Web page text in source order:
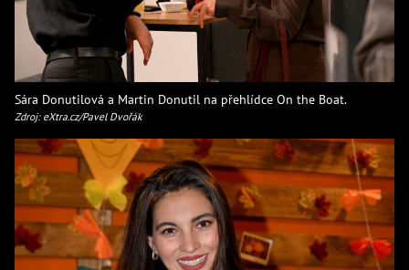
Sára Donutilová a Martin Donutil na přehlídce On the Boat.
Zdroj: eXtra.cz/Pavel Dvořák